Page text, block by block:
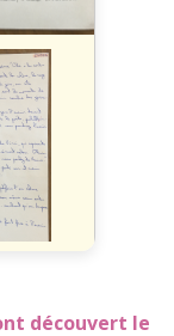
découvert le